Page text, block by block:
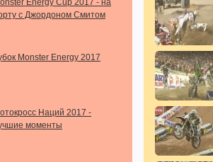
Energy Cup 2017 - на
с Джордоном Смитом
Monster Energy 2017
Наций 2017 -
моменты